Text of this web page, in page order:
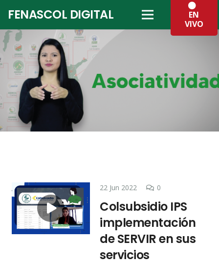
FENASCOL DIGITAL
EN
VIVO
22 Jun 2022 0
Colsubsidio IPS
implementación
de SERVIR en sus
servicios